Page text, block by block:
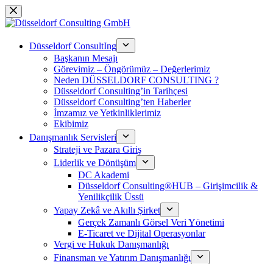
Skip
to
Düsseldorf ConsultIng
Başkanın Mesajı
Görevimiz – Öngörümüz – Değerlerimiz
Neden DÜSSELDORF CONSULTING ?
Düsseldorf Consulting’in Tarihçesi
Düsseldorf Consulting’ten Haberler
İmzamız ve Yetkinliklerimiz
Ekibimiz
Danışmanlık Servisleri
Strateji ve Pazara Giriş
Liderlik ve Dönüşüm
DC Akademi
Düsseldorf Consulting®HUB – Girişimcilik &
Yenilikçilik Üssü
Yapay Zekâ ve Akıllı Şirket
Gerçek Zamanlı Görsel Veri Yönetimi
E-Ticaret ve Dijital Operasyonlar
Vergi ve Hukuk Danışmanlığı
Finansman ve Yatırım Danışmanlığı